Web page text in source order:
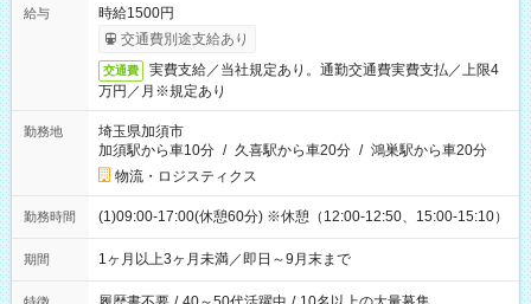
給与
時給1500円
交通費別途支給あり
交通費
実費支給／当社規定あり。通勤交通費実費支払／上限4
万円／月※規定あり
勤務地
埼玉県加須市
加須駅から車10分 / 久喜駅から車20分 / 鴻巣駅から車20分
物流・ロジスティクス
勤務時間 (1)09:00-17:00(休憩60分) ※休憩（12:00-12:50、15:00-15:10）
期間 1ヶ月以上3ヶ月未満／即日～9月末まで